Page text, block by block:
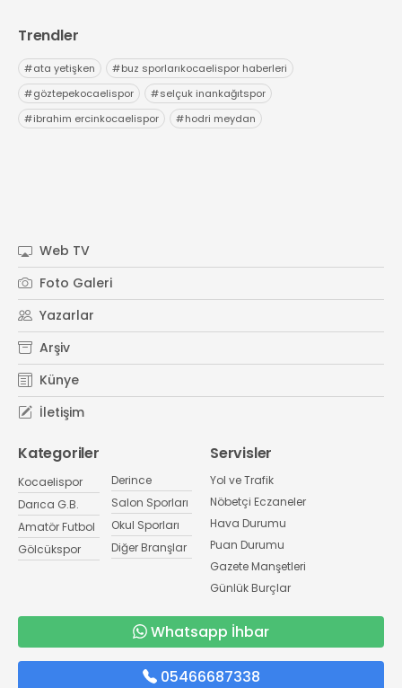
Trendler
#ata yetişken #buz sporlarıkocaelispor haberleri
#göztepekocaelispor #selçuk inankağıtspor
#ibrahim ercinkocaelispor #hodri meydan
Web TV
Foto Galeri
Yazarlar
Arşiv
Künye
İletişim
Kategoriler
Kocaelispor
Darıca G.B.
Amatör Futbol
Gölcükspor
Derince
Salon Sporları
Okul Sporları
Diğer Branşlar
Servisler
Yol ve Trafik
Nöbetçi Eczaneler
Hava Durumu
Puan Durumu
Gazete Manşetleri
Günlük Burçlar
Whatsapp İhbar
05466687338